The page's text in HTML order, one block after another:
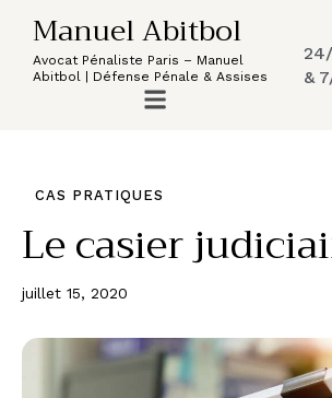
Manuel Abitbol
Avocat Pénaliste Paris – Manuel
Abitbol | Défense Pénale & Assises
&
CAS PRATIQUES
Le casier
juillet 15, 2020